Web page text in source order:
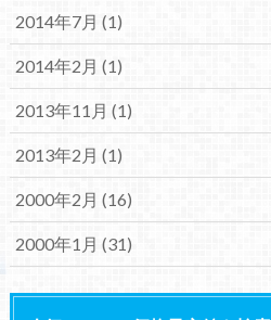
2014年7月 (1)
2014年2月 (1)
2013年11月 (1)
2013年2月 (1)
2000年2月 (16)
2000年1月 (31)